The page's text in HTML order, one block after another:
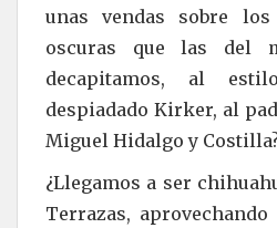
unas vendas sobre
oscuras que las del
decapitamos, al
despiadado Kirker, al
Miguel Hidalgo y
¿Llegamos a ser
Terrazas,